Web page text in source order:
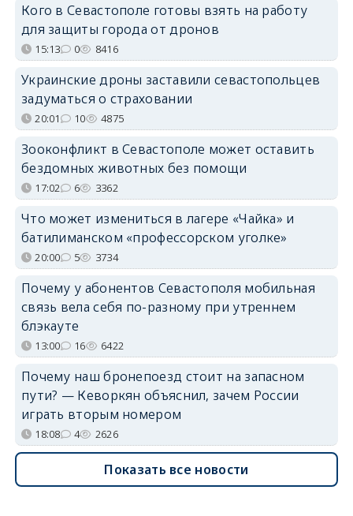
Кого в Севастополе готовы взять на работу
для защиты города от дронов
15:13 0 8416
Украинские дроны заставили севастопольцев
задуматься о страховании
20:01 10 4875
Зооконфликт в Севастополе может оставить
бездомных животных без помощи
17:02 6 3362
Что может измениться в лагере «Чайка» и
батилиманском «профессорском уголке»
20:00 5 3734
Почему у абонентов Севастополя мобильная
связь вела себя по-разному при утреннем
блэкауте
13:00 16 6422
Почему наш бронепоезд стоит на запасном
пути? — Кеворкян объяснил, зачем России
играть вторым номером
18:08 4 2626
Показать все новости